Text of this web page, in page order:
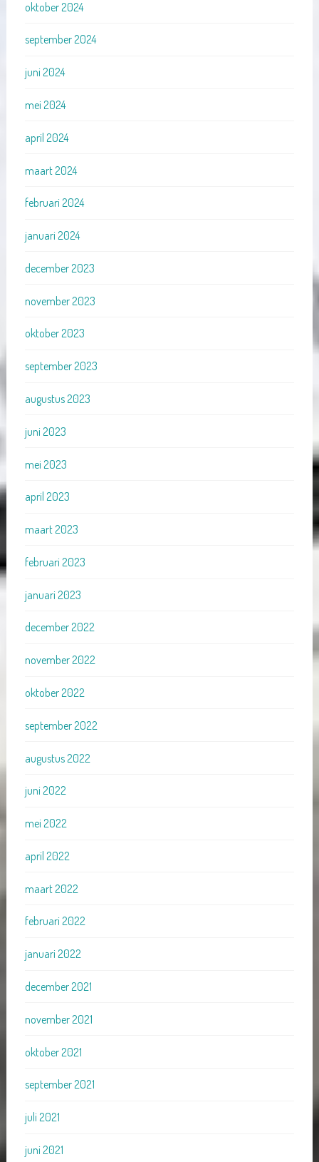
oktober 2024
september 2024
juni 2024
mei 2024
april 2024
maart 2024
februari 2024
januari 2024
december 2023
november 2023
oktober 2023
september 2023
augustus 2023
juni 2023
mei 2023
april 2023
maart 2023
februari 2023
januari 2023
december 2022
november 2022
oktober 2022
september 2022
augustus 2022
juni 2022
mei 2022
april 2022
maart 2022
februari 2022
januari 2022
december 2021
november 2021
oktober 2021
september 2021
juli 2021
juni 2021